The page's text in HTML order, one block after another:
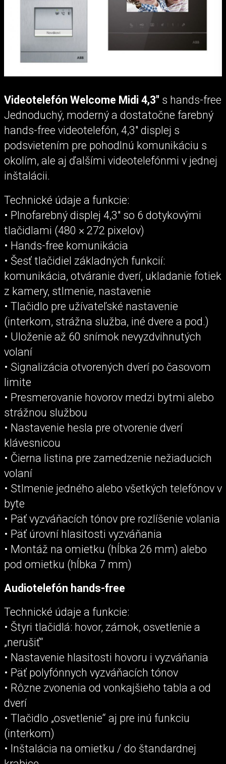
Videotelefón Welcome Midi 4,3″ s hands-free
Jednoduchý, moderný a dostatočne farebný
hands-free videotelefón, 4,3″ displej s
podsvietením pre pohodlnú komunikáciu s
okolím, ale aj ďalšími videotelefónmi v jednej
inštalácii.
Technické údaje a funkcie:
• Plnofarebný displej 4,3″ so 6 dotykovými
tlačidlami (480 × 272 pixelov)
• Hands-free komunikácia
• Šesť tlačidiel základných funkcií:
komunikácia, otváranie dverí, ukladanie fotiek
z kamery, stlmenie, nastavenie
• Tlačidlo pre užívateľské nastavenie
(interkom, strážna služba, iné dvere a pod.)
• Uloženie až 60 snímok nevyzdvihnutých
volaní
• Signalizácia otvorených dverí po časovom
limite
• Presmerovanie hovorov medzi bytmi alebo
strážnou službou
• Nastavenie hesla pre otvorenie dverí
klávesnicou
• Čierna listina pre zamedzenie nežiaducich
volaní
• Stlmenie jedného alebo všetkých telefónov v
byte
• Päť vyzváňacích tónov pre rozlíšenie volania
• Päť úrovní hlasitosti vyzváňania
• Montáž na omietku (hĺbka 26 mm) alebo
pod omietku (hĺbka 7 mm)
Audiotelefón hands-free
Technické údaje a funkcie:
• Štyri tlačidlá: hovor, zámok, osvetlenie a
„nerušiť“
• Nastavenie hlasitosti hovoru i vyzváňania
• Päť polyfónnych vyzváňacích tónov
• Rôzne zvonenia od vonkajšieho tabla a od
dverí
• Tlačidlo „osvetlenie“ aj pre inú funkciu
(interkom)
• Inštalácia na omietku / do štandardnej